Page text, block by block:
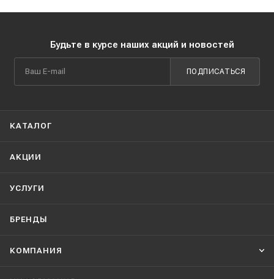
Будьте в курсе наших акций и новостей
ПОДПИСАТЬСЯ
КАТАЛОГ
АКЦИИ
УСЛУГИ
БРЕНДЫ
КОМПАНИЯ